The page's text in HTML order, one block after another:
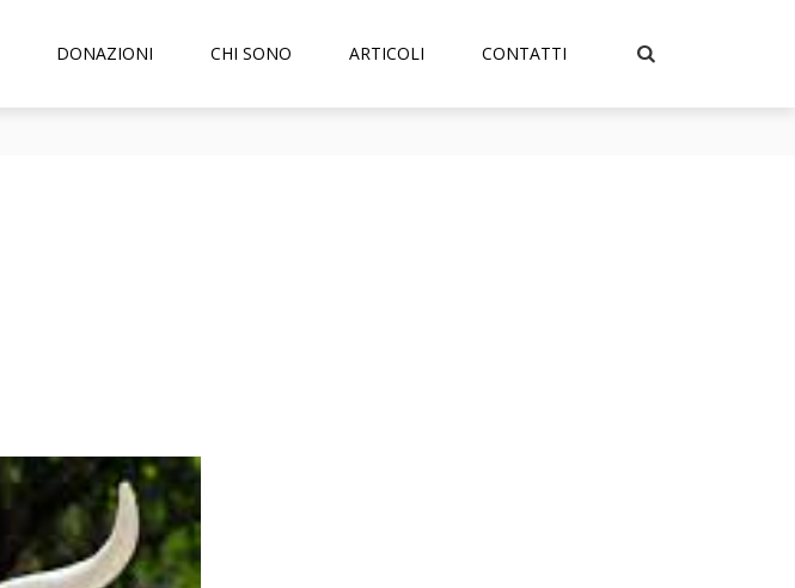
DONAZIONI CHI SONO ARTICOLI CONTATTI